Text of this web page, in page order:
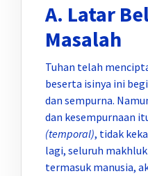
A. Latar
Tuhan telah
beserta isinya ini
dan sempurna.
dan kesempurnaan
(temporal), tidak
lagi, seluruh
termasuk manusia,